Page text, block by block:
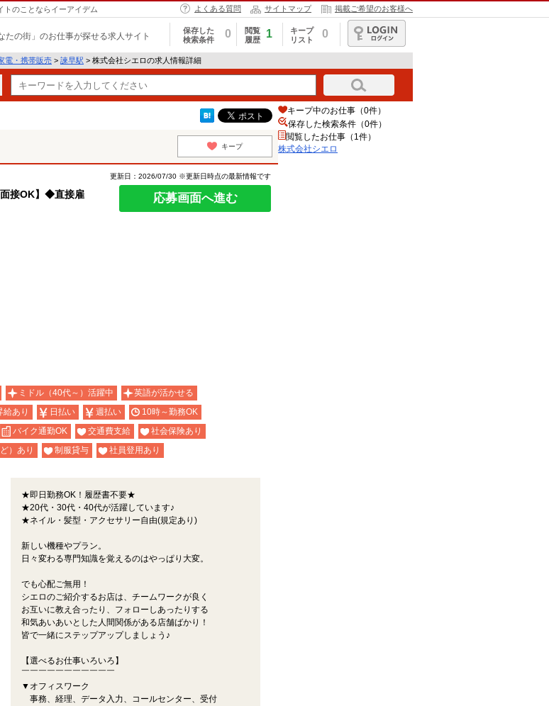
トのことならイーアイデム よくある質問 サイトマップ 掲載ご希望のお客様へ
たの街」のお仕事が探せる求人サイト
保存した
検索条件
0
閲覧
履歴
1
キープ
リスト
0
ログイン
電・携帯販売 > 諫早駅 > 株式会社シエロの求人情報詳細
キープ
接OK】◆直接雇
更新日：2026/07/30 ※更新日時点の最新情報です
応募画面へ進む
ミドル（40代～）活躍中
英語が活かせる
給あり 日払い 週払い
10時～勤務OK
バイク通勤OK 交通費支給
社会保険あり
）あり 制服貸与 社員登用あり
★即日勤務OK！履歴書不要★
★20代・30代・40代が活躍しています♪
★ネイル・髪型・アクセサリー自由(規定あり)
新しい機種やプラン。
日々変わる専門知識を覚えるのはやっぱり大変。
でも心配ご無用！
シエロのご紹介するお店は、チームワークが良く
お互いに教え合ったり、フォローしあったりする
和気あいあいとした人間関係がある店舗ばかり！
皆で一緒にステップアップしましょう♪
【選べるお仕事いろいろ】
￣￣￣￣￣￣￣￣￣￣￣
▼オフィスワーク
事務、経理、データ入力、コールセンター、受付
キープ中のお仕事（0件）
保存した検索条件（0件）
閲覧したお仕事（1件）
株式会社シエロ